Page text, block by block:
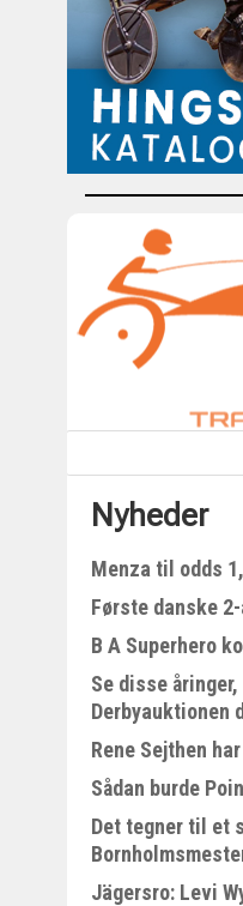
Nyheder
Menza til odds
Første danske
B A Superhero
Se disse
Derbyauktionen
Rene Sejthen
Sådan burde
Det tegner til et
Jägersro: Levi